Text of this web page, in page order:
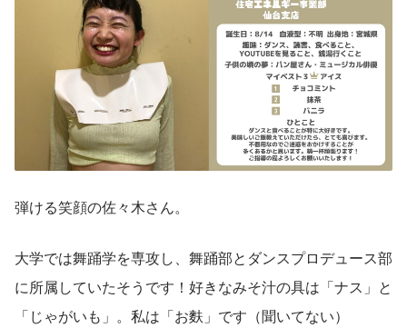
弾ける笑顔の佐々木さん。
大学では舞踊学を専攻し、舞踊部とダンスプロデュース部
に所属していたそうです！好きなみそ汁の具は「ナス」と
「じゃがいも」。私は「お麩」です（聞いてない）